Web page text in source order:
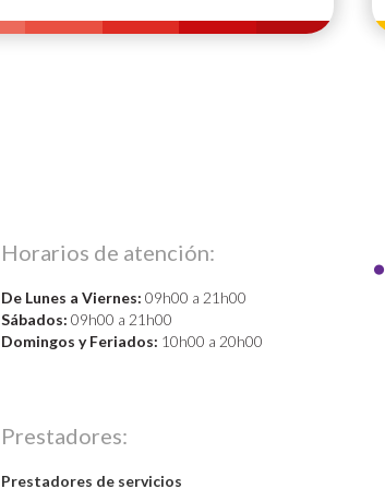
Horarios de atención:
De Lunes a Viernes: 09h00 a 21h00
Sábados: 09h00 a 21h00
Domingos y Feriados: 10h00 a 20h00
Prestadores:
Prestadores de servicios